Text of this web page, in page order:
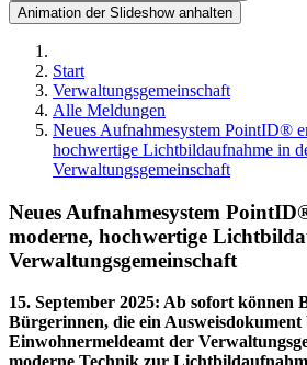
Animation der Slideshow anhalten
Start
Verwaltungsgemeinschaft
Alle Meldungen
Neues Aufnahmesystem PointID®
hochwertige Lichtbildaufnahme in
Verwaltungsgemeinschaft
Neues Aufnahmesystem
moderne, hochwertige
Verwaltungsgemeinschaft
15. September 2025: Ab sofort können
Bürgerinnen, die ein Ausweisdokument
Einwohnermeldeamt der